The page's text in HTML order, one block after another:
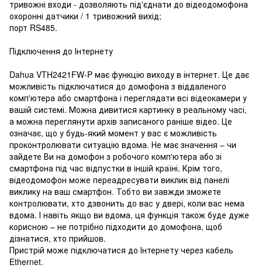
тривожні входи - дозволяють під'єднати до відеодомофона
охоронні датчики / 1 тривожний вихід;
порт RS485.
Підключення до Інтернету
Dahua VTH2421FW-P має функцію виходу в інтернет. Це дає
можливість підключатися до домофона з віддаленого
комп'ютера або смартфона і переглядати всі відеокамери у
вашій системі. Можна дивитися картинку в реальному часі,
а можна переглянути архів записаного раніше відео. Це
означає, що у будь-який момент у вас є можливість
проконтролювати ситуацію вдома. Не має значення – чи
зайдете Ви на домофон з робочого комп'ютера або зі
смартфона під час відпустки в іншій країні. Крім того,
відеодомофон може переадресувати виклик від панелі
виклику на ваш смартфон. Тобто ви завжди зможете
контролювати, хто дзвонить до вас у двері, коли вас нема
вдома. І навіть якщо ви вдома, ця функція також буде дуже
корисною – не потрібно підходити до домофона, щоб
дізнатися, хто прийшов.
Пристрій може підключатися до Інтернету через кабель
Ethernet.